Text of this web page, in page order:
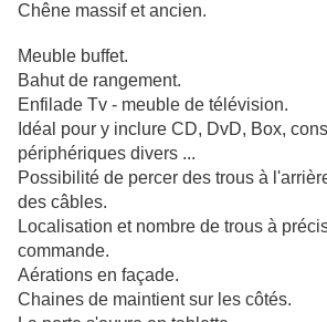
Chêne massif et ancien.
Meuble buffet.
Bahut de rangement.
Enfilade Tv - meuble de télévision.
Idéal pour y inclure CD, DvD, Box,
périphériques divers ...
Possibilité de percer des trous à
des câbles.
Localisation et nombre de trous à
commande.
Aérations en façade.
Chaines de maintient sur les côtés.